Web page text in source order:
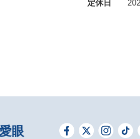
定休日
眼